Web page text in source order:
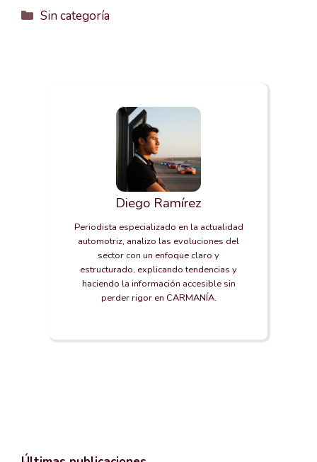
Categorías
Sin categoría
Diego Ramírez
Periodista especializado en la actualidad
automotriz, analizo las evoluciones del
sector con un enfoque claro y
estructurado, explicando tendencias y
haciendo la información accesible sin
perder rigor en CARMANÍA.